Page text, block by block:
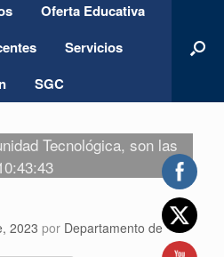
Oferta Educativa
Servicios
SGC
Tecnológica, son las
2023 por Departamento de